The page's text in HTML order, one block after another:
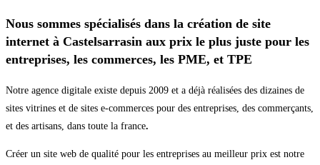
Nous sommes spécialisés dans la création de site
internet à Castelsarrasin aux prix le plus juste pour les
entreprises, les commerces, les PME, et TPE
Notre agence digitale existe depuis 2009 et a déjà réalisées des dizaines de
sites vitrines et de sites e-commerces pour des entreprises, des commerçants,
et des artisans, dans toute la france.
Créer un site web de qualité pour les entreprises au meilleur prix est notre